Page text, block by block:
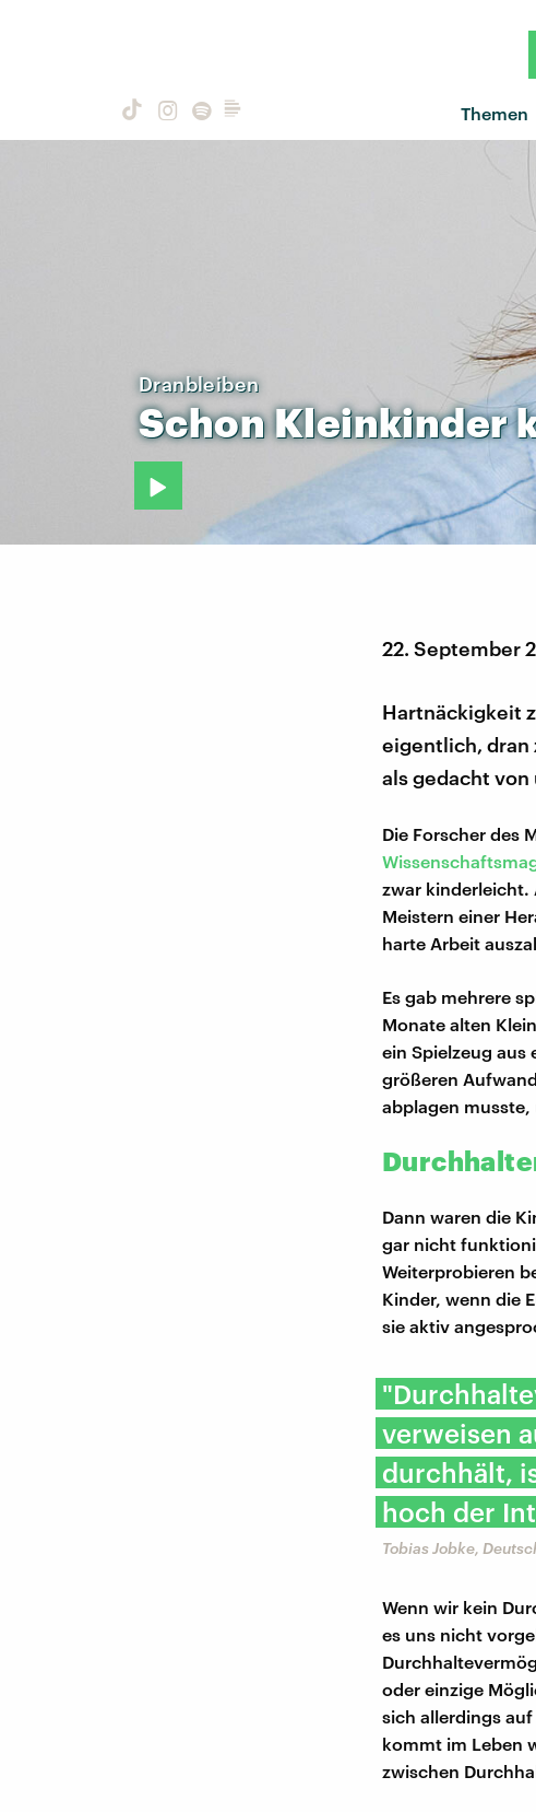
Themen
Dranbleiben
SchonKleinkinder
22. September
Hartnäckigkeit
eigentlich, dran
als gedacht
Die Forscher des
zwar kinderleicht.
Meistern einer
harte Arbeit
Es gab mehrere
Monate alten
ein Spielzeug aus
größeren
abplagen musste,
Dann waren die
gar nicht
Weiterprobieren
Kinder, wenn die
sie aktiv
verweisen
durchhält,
hoch der
Tobias Jobke,
Wenn wir kein
es uns nicht
oder einzige
sich allerdings
kommt im Leben
zwischen